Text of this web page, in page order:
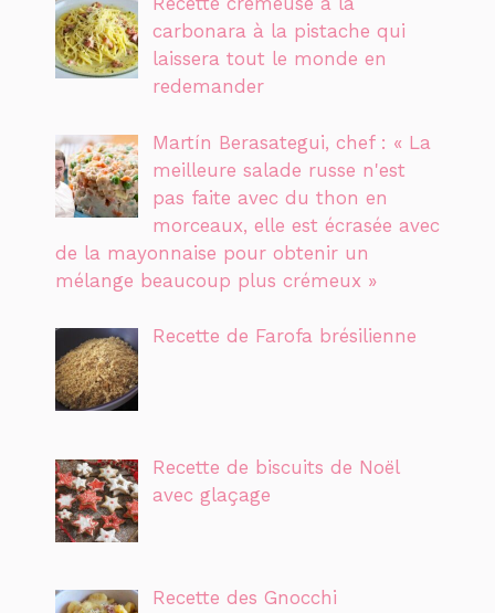
carbonara à la pistache qui
laissera tout le monde en
redemander
Martín Berasategui, chef : « La
meilleure salade russe n'est
pas faite avec du thon en
morceaux, elle est écrasée avec
de la mayonnaise pour obtenir un
mélange beaucoup plus crémeux »
Recette de Farofa brésilienne
Recette de biscuits de Noël
avec glaçage
Recette des Gnocchi